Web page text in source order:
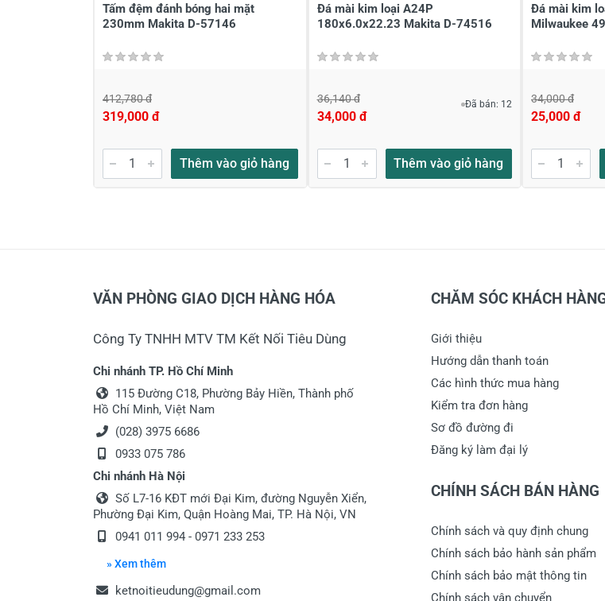
Tấm đệm đánh bóng hai mặt
230mm Makita D-57146
412,780 đ
319,000 đ
Thêm vào giỏ hàng
Đá mài kim loại A24P
180x6.0x22.23 Makita D-74516
36,140 đ
34,000 đ
Đã bán: 12
Thêm vào giỏ hàng
Đá mài kim
Milwaukee
34,000 đ
25,000 đ
VĂN PHÒNG GIAO DỊCH HÀNG HÓA
Công Ty TNHH MTV TM Kết Nối Tiêu Dùng
Chi nhánh TP. Hồ Chí Minh
115 Đường C18, Phường Bảy Hiền, Thành phố
Hồ Chí Minh, Việt Nam
(028) 3975 6686
0933 075 786
Chi nhánh Hà Nội
Số L7-16 KĐT mới Đại Kim, đường Nguyễn Xiển,
Phường Đại Kim, Quận Hoàng Mai, TP. Hà Nội, VN
0941 011 994 - 0971 233 253
» Xem thêm
ketnoitieudung@gmail.com
CHĂM SÓC KHÁCH
Giới thiệu
Hướng dẫn thanh toán
Các hình thức mua hàng
Kiểm tra đơn hàng
Sơ đồ đường đi
Đăng ký làm đại lý
CHÍNH SÁCH BÁN HÀNG
Chính sách và quy định chung
Chính sách bảo hành sản phẩm
Chính sách bảo mật thông tin
Chính sách vận chuyển